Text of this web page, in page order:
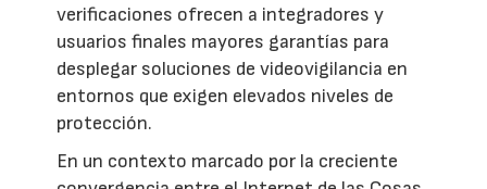
verificaciones ofrecen a integradores y
usuarios finales mayores garantías para
desplegar soluciones de videovigilancia en
entornos que exigen elevados niveles de
protección.
En un contexto marcado por la creciente